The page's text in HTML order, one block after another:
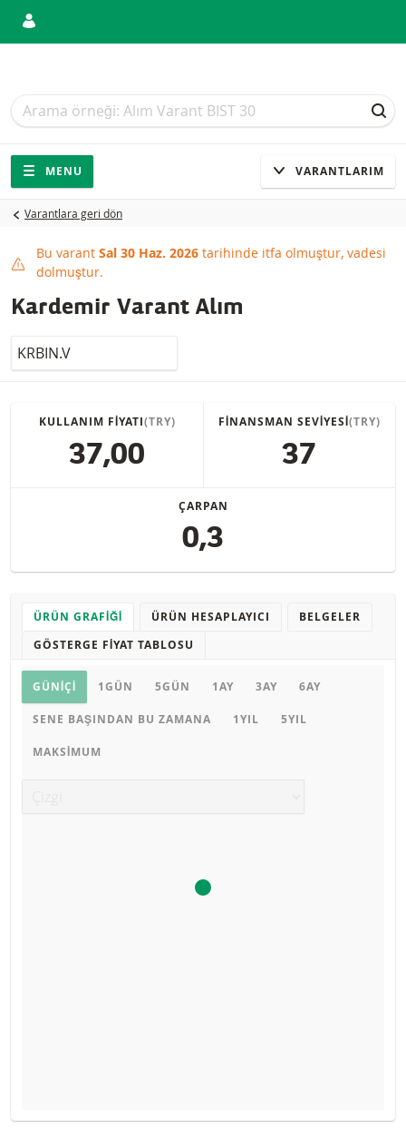
Arama
Arama
Gezinti
Sitede gezinti
MENU VARANTLARIM
Varantlara geri dön
This product has expired
Bu varant Sal 30 Haz. 2026 tarihinde itfa olmuştur, vadesi
dolmuştur.
Kardemir Varant Alım
LocalCode
KULLANIM FIYATI(TRY)
37,00
FINANSMAN SEVIYESI(TRY)
37
ÇARPAN
0,3
ÜRÜN GRAFIĞI ÜRÜN HESAPLAYICI
BELGELER
GÖSTERGE FIYAT TABLOSU
Ürün grafiği
GÜNIÇI 1GÜN 5GÜN 1AY 3AY 6AY
SENE BAŞINDAN BU ZAMANA 1YIL 5YIL
MAKSIMUM
Ürün primi doğru hesaplanamayacak kadar düşüktü,
İHRAÇÇI BILGI DOKÜMANI
GÖSTERGE FIYAT TABLOSU